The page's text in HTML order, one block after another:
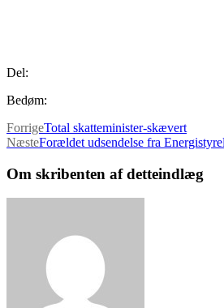
Del:
Bedøm:
ForrigeTotal skatteminister-skævert
NæsteForældet udsendelse fra
Om skribenten af detteindlæg